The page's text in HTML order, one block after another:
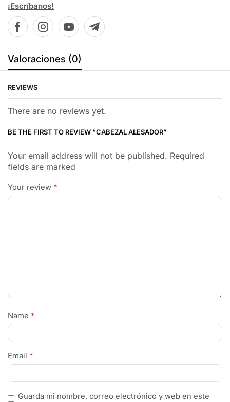
¡Escríbanos!
Valoraciones (0)
REVIEWS
There are no reviews yet.
BE THE FIRST TO REVIEW “CABEZAL ALESADOR”
Your email address will not be published. Required
fields are marked
Your review *
Name *
Email *
Guarda mi nombre, correo electrónico y web en este